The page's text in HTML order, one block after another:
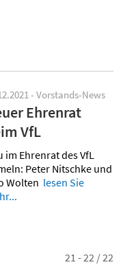
- Vorstands-News
Ehrenrat
VfL
im Ehrenrat des VfL
Peter Nitschke und
Wolten lesen Sie
21 - 22 / 22